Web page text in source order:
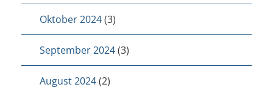
Oktober 2024(3)
September 2024(3)
August 2024(2)